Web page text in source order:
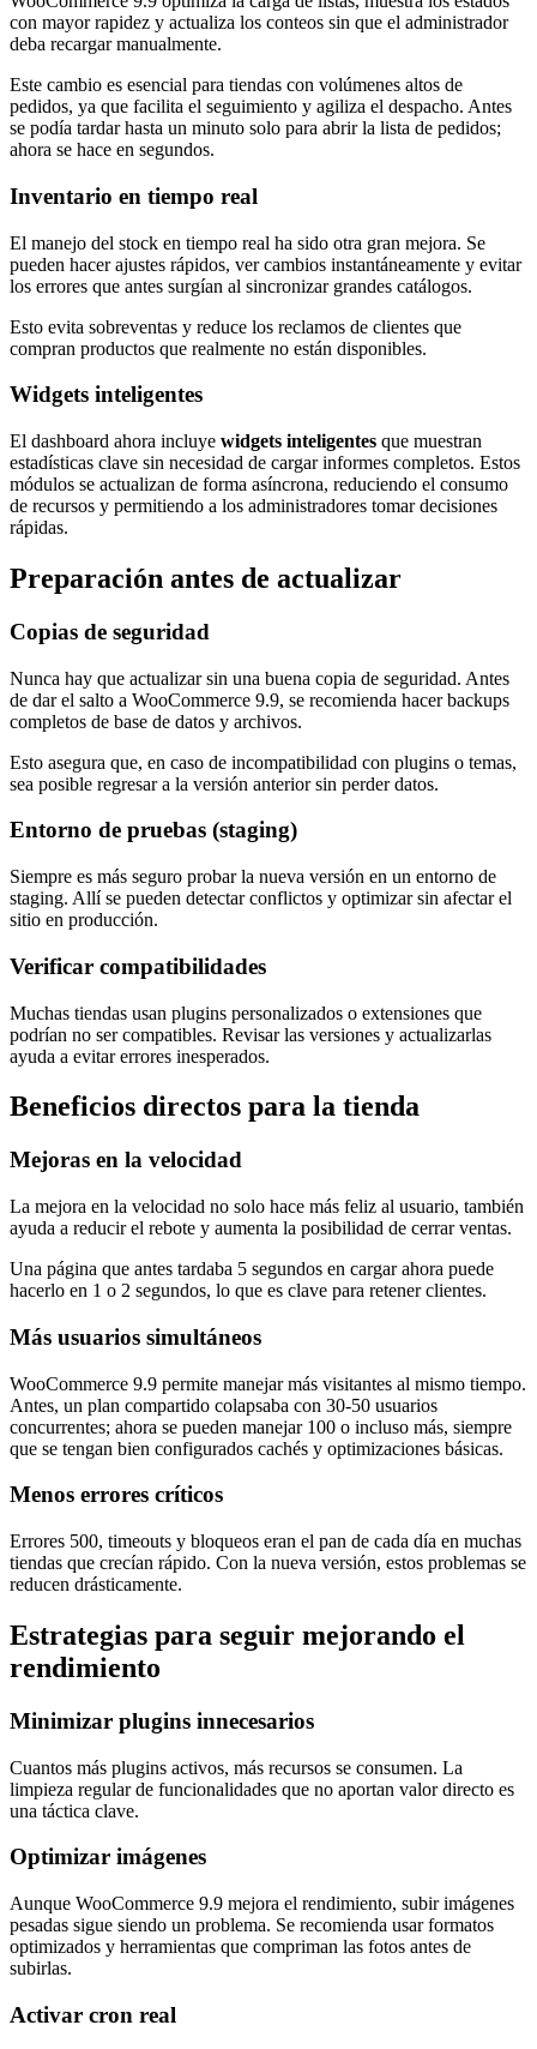
con mayor rapidez y actualiza los conteos sin que el administrador
deba recargar manualmente.
Este cambio es esencial para tiendas con volúmenes altos de
pedidos, ya que facilita el seguimiento y agiliza el despacho. Antes
se podía tardar hasta un minuto solo para abrir la lista de pedidos;
ahora se hace en segundos.
Inventario en tiempo real
El manejo del stock en tiempo real ha sido otra gran mejora. Se
pueden hacer ajustes rápidos, ver cambios instantáneamente y evitar
los errores que antes surgían al sincronizar grandes catálogos.
Esto evita sobreventas y reduce los reclamos de clientes que
compran productos que realmente no están disponibles.
Widgets inteligentes
El dashboard ahora incluye widgets inteligentes que muestran
estadísticas clave sin necesidad de cargar informes completos. Estos
módulos se actualizan de forma asíncrona, reduciendo el consumo
de recursos y permitiendo a los administradores tomar decisiones
rápidas.
Preparación antes de actualizar
Copias de seguridad
Nunca hay que actualizar sin una buena copia de seguridad. Antes
de dar el salto a WooCommerce 9.9, se recomienda hacer backups
completos de base de datos y archivos.
Esto asegura que, en caso de incompatibilidad con plugins o temas,
sea posible regresar a la versión anterior sin perder datos.
Entorno de pruebas (staging)
Siempre es más seguro probar la nueva versión en un entorno de
staging. Allí se pueden detectar conflictos y optimizar sin afectar el
sitio en producción.
Verificar compatibilidades
Muchas tiendas usan plugins personalizados o extensiones que
podrían no ser compatibles. Revisar las versiones y actualizarlas
ayuda a evitar errores inesperados.
Beneficios directos para la tienda
Mejoras en la velocidad
La mejora en la velocidad no solo hace más feliz al usuario, también
ayuda a reducir el rebote y aumenta la posibilidad de cerrar ventas.
Una página que antes tardaba 5 segundos en cargar ahora puede
hacerlo en 1 o 2 segundos, lo que es clave para retener clientes.
Más usuarios simultáneos
WooCommerce 9.9 permite manejar más visitantes al mismo tiempo.
Antes, un plan compartido colapsaba con 30-50 usuarios
concurrentes; ahora se pueden manejar 100 o incluso más, siempre
que se tengan bien configurados cachés y optimizaciones básicas.
Menos errores críticos
Errores 500, timeouts y bloqueos eran el pan de cada día en muchas
tiendas que crecían rápido. Con la nueva versión, estos problemas se
reducen drásticamente.
Estrategias para seguir mejorando el
rendimiento
Minimizar plugins innecesarios
Cuantos más plugins activos, más recursos se consumen. La
limpieza regular de funcionalidades que no aportan valor directo es
una táctica clave.
Optimizar imágenes
Aunque WooCommerce 9.9 mejora el rendimiento, subir imágenes
pesadas sigue siendo un problema. Se recomienda usar formatos
optimizados y herramientas que compriman las fotos antes de
subirlas.
Activar cron real